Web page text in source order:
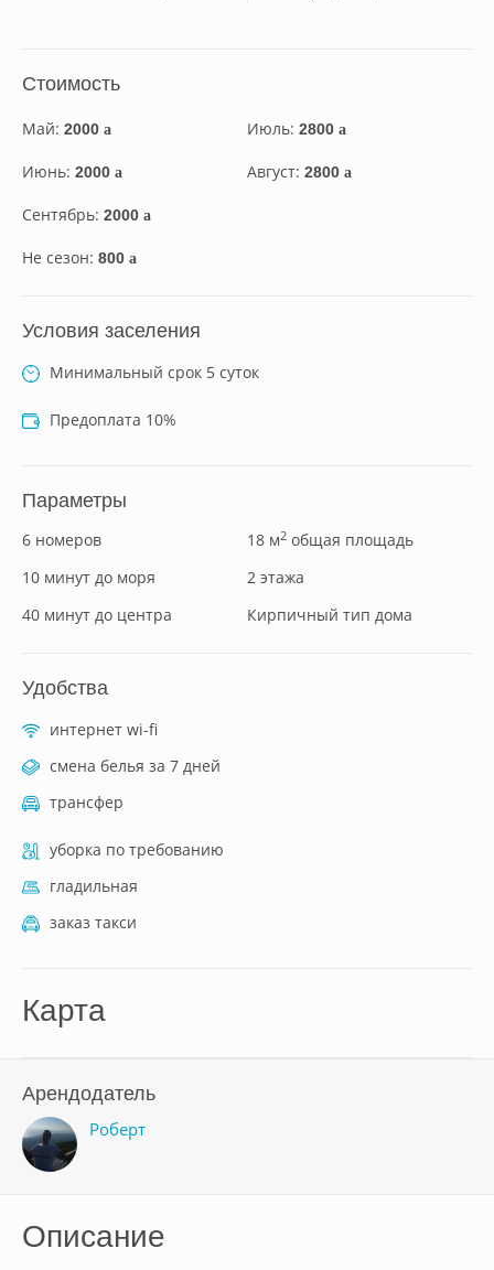
Стоимость
Май: 2000 a
Июнь: 2000 a
Июль: 2800 a
Август: 2800 a
Сентябрь: 2000 a
Не сезон: 800 a
Условия заселения
Минимальный срок 5 суток
Предоплата 10%
Параметры
6 номеров
10 минут до моря
40 минут до центра
18 м2 общая площадь
2 этажа
Кирпичный тип дома
Удобства
интернет wi-fi
смена белья за 7 дней
трансфер
уборка по требованию
гладильная
заказ такси
Карта
Арендодатель
Роберт
Описание